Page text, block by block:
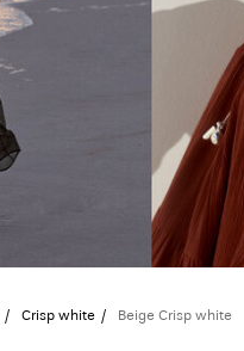
Crisp white Beige Crisp white